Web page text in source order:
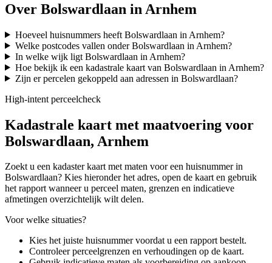
Over Bolswardlaan in Arnhem
Hoeveel huisnummers heeft Bolswardlaan in Arnhem?
Welke postcodes vallen onder Bolswardlaan in Arnhem?
In welke wijk ligt Bolswardlaan in Arnhem?
Hoe bekijk ik een kadastrale kaart van Bolswardlaan in Arnhem?
Zijn er percelen gekoppeld aan adressen in Bolswardlaan?
High-intent perceelcheck
Kadastrale kaart met maatvoering voor
Bolswardlaan, Arnhem
Zoekt u een kadaster kaart met maten voor een huisnummer in
Bolswardlaan? Kies hieronder het adres, open de kaart en gebruik
het rapport wanneer u perceel maten, grenzen en indicatieve
afmetingen overzichtelijk wilt delen.
Voor welke situaties?
Kies het juiste huisnummer voordat u een rapport bestelt.
Controleer perceelgrenzen en verhoudingen op de kaart.